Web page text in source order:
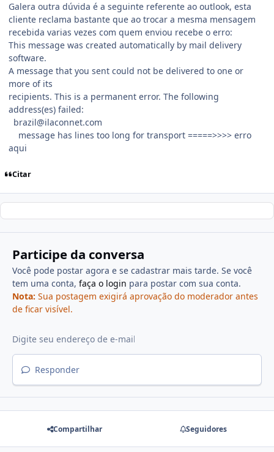
Galera outra dúvida é a seguinte referente ao outlook, esta
cliente reclama bastante que ao trocar a mesma mensagem
recebida varias vezes com quem enviou recebe o erro:
This message was created automatically by mail delivery
software.
A message that you sent could not be delivered to one or
more of its
recipients. This is a permanent error. The following
address(es) failed:
brazil@ilaconnet.com
message has lines too long for transport =====>>>> erro
aqui
Citar
Participe da conversa
Você pode postar agora e se cadastrar mais tarde. Se você
tem uma conta, faça o login para postar com sua conta.
Nota: Sua postagem exigirá aprovação do moderador antes
de ficar visível.
Responder
Compartilhar Seguidores